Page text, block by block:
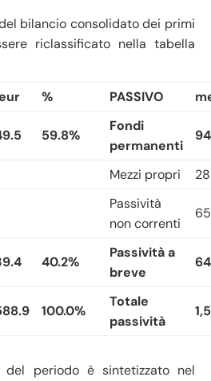
bilancio consolidato dei primi
riclassificato nella tabella
% PASSIVO
59.8%
Fondi
permanenti
Mezzi propri
Passività
non correnti
40.2%
Passività a
breve
100.0%
Totale
passività
del periodo è sintetizzato nel